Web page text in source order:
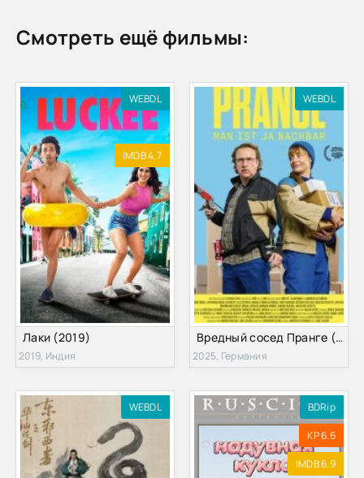
Смотреть ещё фильмы:
WEBDL
IMDB 4.7
Лаки (2019)
2019, Индия
WEBDL
Вредный сосед Пранге (2025)
2025, Германия
WEBDL BDRip
KP 6.6
IMDB 6.9